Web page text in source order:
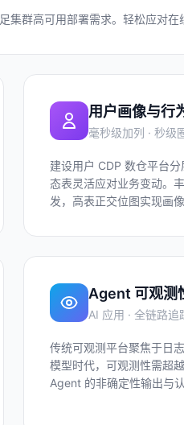
群高可用部署需求。轻松应对
用户画像与行
毫秒级加列 · 秒级
建设用户 CDP 数仓平台
态表灵活应对业务变动。
发，高表正交位图实现画
Agent 可观测
AI 应用 · 全链路追
传统可观测平台聚焦于日
模型时代，可观测性需超
Agent 的非确定性输出与